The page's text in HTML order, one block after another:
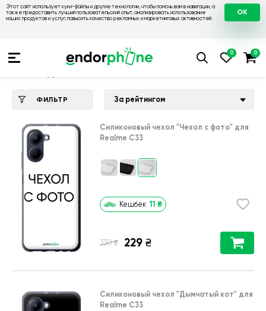
Этот сайт использует куки-файлы и другие технологии, чтобы помочь вам в навигации, а
также предоставить лучший пользовательский опыт, анализировать использование
наших продуктов и услуг, повысить качество рекламных и маркетинговых активностей.
OK
💙 Чехлы на Realme 💛 Чехол для
ФИЛЬТР За рейтингом
Силиконовый чехол "Чехол с фото" для
Realme C33
Кешбек 11 ₴
330 ₴ 229 ₴
Силиконовый чехол "Дымчатый кот" для
Realme C33